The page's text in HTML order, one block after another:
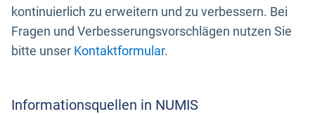
kontinuierlich zu erweitern und zu verbessern. Bei
Fragen und Verbesserungsvorschlägen nutzen Sie
bitte unser Kontaktformular.
Informationsquellen in NUMIS